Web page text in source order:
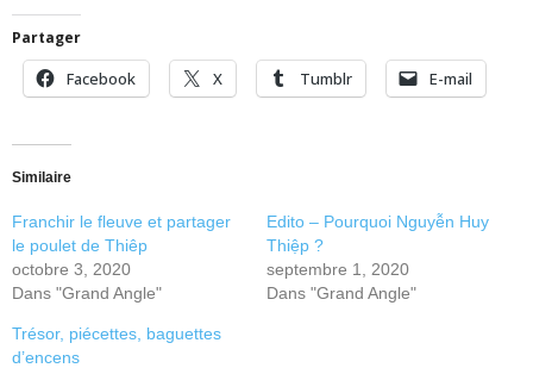
Partager
Facebook X Tumblr E-mail
Similaire
Franchir le fleuve et partager
le poulet de Thiêp
octobre 3, 2020
Dans "Grand Angle"
Edito – Pourquoi Nguyễn Huy
Thiệp ?
septembre 1, 2020
Dans "Grand Angle"
Trésor, piécettes, baguettes
d’encens